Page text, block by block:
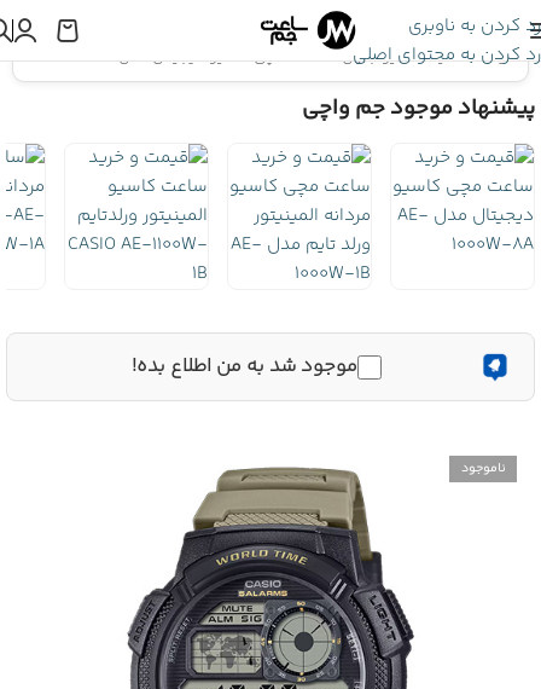
رد کردن به ناوبری
رد کردن به محتوای اصلی
اینجا هستید:کاسیو جنرال»ساعت مچی کاسیو دیجیتال مدل AE-1000W-5AV
پیشنهاد موجود جم واچی
موجود شد به من اطلاع بده!
ناموجود